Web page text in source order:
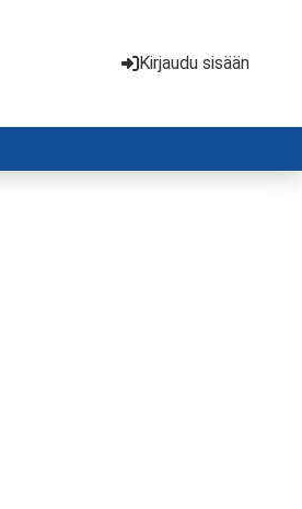
Kirjaudu sisään